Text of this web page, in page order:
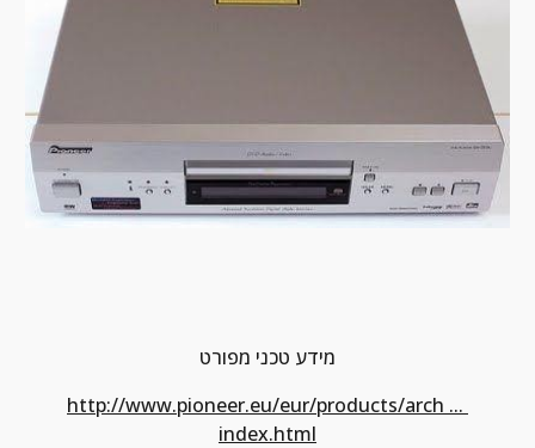
מידע טכני מפורט
http://www.pioneer.eu/eur/products/arch ...
index.html